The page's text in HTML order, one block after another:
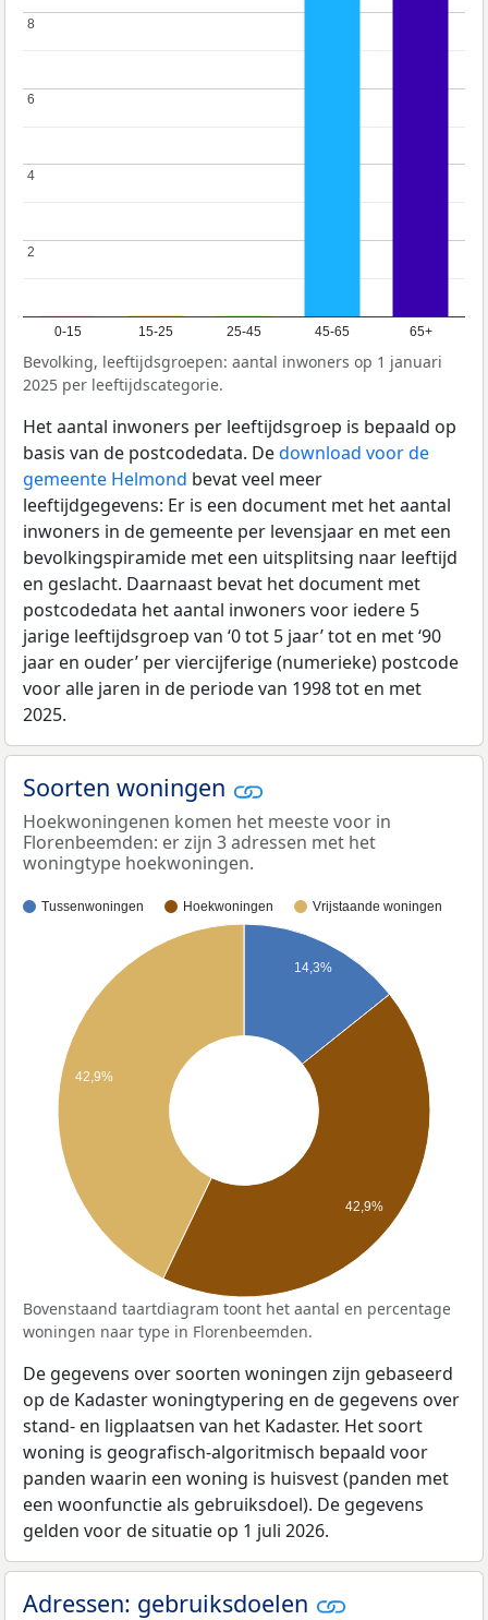
0-15 15-25 25-45 45-65 65+
2
2
4
4
6
6
8
8
Bevolking, leeftijdsgroepen: aantal inwoners op 1 januari
2025 per leeftijdscategorie.
Het aantal inwoners per leeftijdsgroep is bepaald op
basis van de postcodedata. Dedownload voor de
gemeente Helmond bevat veel meer
leeftijdgegevens: Er is een document met het aantal
inwoners in de gemeente per levensjaar en met een
bevolkingspiramide met een uitsplitsing naar leeftijd
en geslacht. Daarnaast bevat het document met
postcodedata het aantal inwoners voor iedere 5
jarige leeftijdsgroep van ‘0 tot 5 jaar’ tot en met ‘90
jaar en ouder’ per viercijferige (numerieke) postcode
voor alle jaren in de periode van 1998 tot en met
2025.
Soorten woningen
Hoekwoningenen komen het meeste voor in
Florenbeemden: er zijn 3 adressen met het
woningtype hoekwoningen.
Tussenwoningen Hoekwoningen Vrijstaande woningen
14,3%
42,9%
42,9%
Bovenstaand taartdiagram toont het aantal en percentage
woningen naar type in Florenbeemden.
De gegevens over soorten woningen zijn gebaseerd
op de Kadaster woningtypering en de gegevens over
stand- en ligplaatsen van het Kadaster. Het soort
woning is geografisch-algoritmisch bepaald voor
panden waarin een woning is huisvest (panden met
een woonfunctie als gebruiksdoel). De gegevens
gelden voor de situatie op 1 juli 2026.
Adressen: gebruiksdoelen